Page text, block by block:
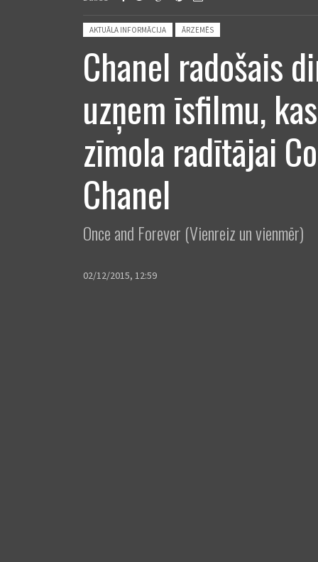
Posted in:
AKTUĀLA INFORMĀCIJA ĀRZEMĒS
Chanel radošais
uzņem īsfilmu,
zīmola radītājai
Chanel
Once and Forever (Vienreiz un vienmēr)
02/12/2015, 12:59